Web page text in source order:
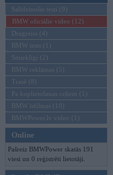
Salīdzinošie testi (9)
BMW oficiālie video (12)
Dragreiss (4)
BMW tests (1)
Smieklīgi (2)
BMW reklāmas (5)
Trasē (8)
Pa koplietošanas ceļiem (1)
BMW īsfilmas (10)
BMWPower.lv video (1)
Online
Pašreiz BMWPower skatās 191
viesi un 0 reģistrēti lietotāji.